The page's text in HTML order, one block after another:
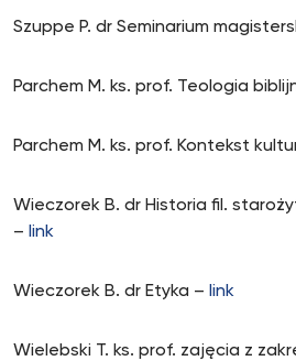
Szuppe P. dr Seminarium
Parchem M. ks. prof. Teologia
Parchem M. ks. prof. Kontekst
Wieczorek B. dr Historia fil.
– link
Wieczorek B. dr Etyka – link
Wielebski T. ks. prof. zajęcia z